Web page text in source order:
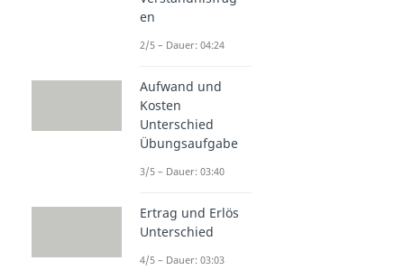
en
2/5 – Dauer: 04:24
Aufwand und
Kosten
Unterschied
Übungsaufgabe
3/5 – Dauer: 03:40
Ertrag und Erlös
Unterschied
4/5 – Dauer: 03:03